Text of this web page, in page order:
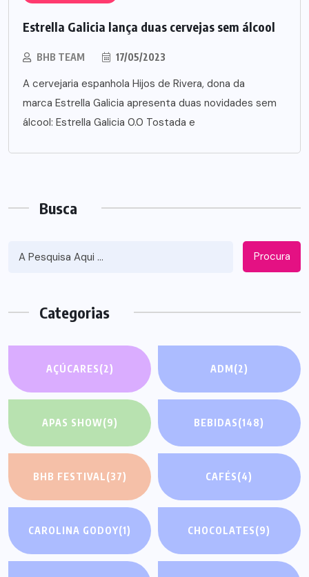
Estrella Galicia lança duas cervejas sem álcool
BHB TEAM 17/05/2023
A cervejaria espanhola Hijos de Rivera, dona da
marca Estrella Galicia apresenta duas novidades sem
álcool: Estrella Galicia 0.0 Tostada e
Busca
Procura
Categorias
AÇÚCARES(2) ADM(2)
APAS SHOW(9) BEBIDAS(148)
BHB FESTIVAL(37) CAFÉS(4)
CAROLINA GODOY(1) CHOCOLATES(9)